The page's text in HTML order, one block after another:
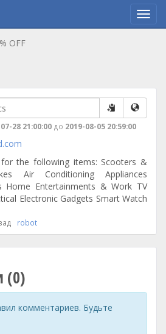
OFF
28 21:00:00 до 2019-08-05 20:59:00
the following items: Scooters &
Air Conditioning Appliances
Home Entertainments & Work TV
Electronic Gadgets Smart Watch
robot
(0)
комментариев. Будьте